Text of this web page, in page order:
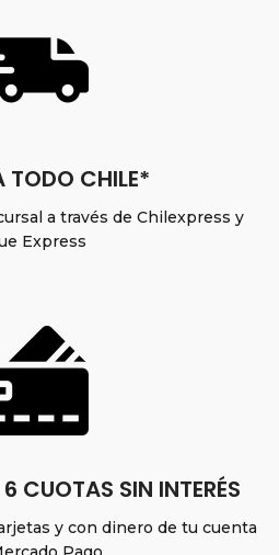
TODO CHILE*
a través de Chilexpress y
Express
CUOTAS SIN INTERÉS
y con dinero de tu cuenta